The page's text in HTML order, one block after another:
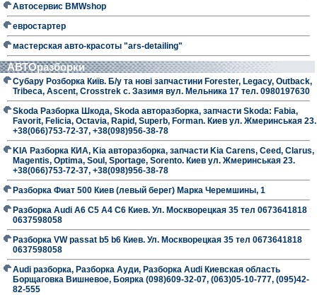
Автосервис BMWshop
евростартер
мастерская авто-красоты "ars-detailing"
АВТОразборки
Субару Розборка Київ. Б/у та нові запчастини Forester, Legacy, Outback,
Tribeca, Ascent, Crosstrek с. Зазимя вул. Мельника 17 тел. 0980197630
Skoda Разборка Шкода, Skoda авторазборка, запчасти Skoda: Fabia,
Favorit, Felicia, Octavia, Rapid, Superb, Forman. Киев ул. Жмеринськая 23.
+38(066)753-72-37, +38(098)956-38-78
KIA Разборка КИА, Kia авторазборка, запчасти Kia Carens, Ceed, Clarus,
Magentis, Optima, Soul, Sportage, Sorento. Киев ул. Жмеринськая 23.
+38(066)753-72-37, +38(098)956-38-78
Разборка Фиат 500 Киев (левый берег) Марка Черемшины, 1
Разборка Audi A6 C5 A4 C6 Киев. Ул. Москворецкая 35 тел 0673641818
0637598058
Разборка VW passat b5 b6 Киев. Ул. Москворецкая 35 тел 0673641818
0637598058
Audi разборка, Разборка Ауди, Разборка Audi Киевская область
Борщаговка Вишневое, Боярка (098)609-32-07, (063)05-10-777, (095)42-
82-555